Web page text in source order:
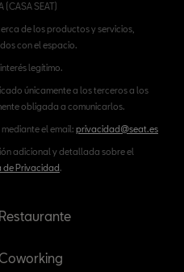
(CASA SEAT)
de los productos y servicios,
con el espacio.
legítimo.
únicamente a los terceros a los
obligada a comunicarlos.
el email: privacidad@seat.es
adicional y detallada sobre el
de Privacidad.
Restaurante